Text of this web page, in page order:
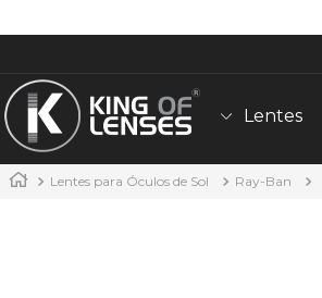
Lentes
Lentes para Óculos de Sol Ray-Ban